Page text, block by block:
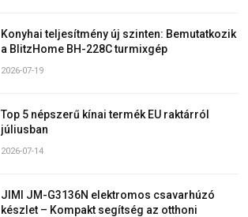
Konyhai teljesítmény új szinten: Bemutatkozik
a BlitzHome BH-228C turmixgép
2026-07-19
Top 5 népszerű kínai termék EU raktárról
júliusban
2026-07-14
JIMI JM-G3136N elektromos csavarhúzó
készlet – Kompakt segítség az otthoni